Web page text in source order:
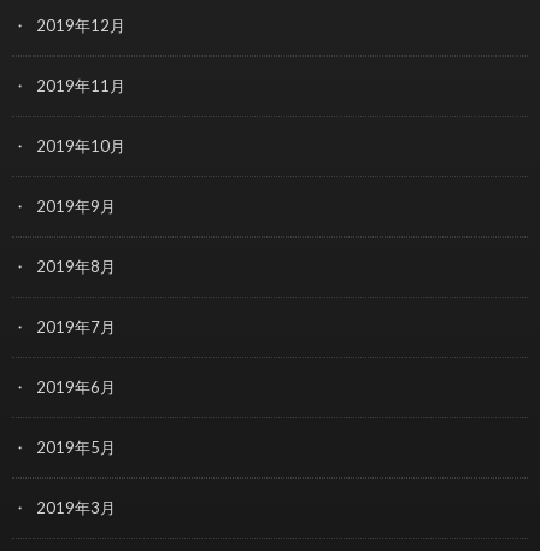
2019年12月
2019年11月
2019年10月
2019年9月
2019年8月
2019年7月
2019年6月
2019年5月
2019年3月